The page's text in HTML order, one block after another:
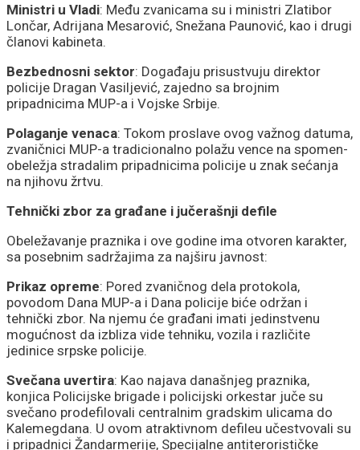
Ministri u Vladi: Među zvanicama su i ministri Zlatibor
Lončar, Adrijana Mesarović, Snežana Paunović, kao i drugi
članovi kabineta.
Bezbednosni sektor: Događaju prisustvuju direktor
policije Dragan Vasiljević, zajedno sa brojnim
pripadnicima MUP-a i Vojske Srbije.
Polaganje venaca: Tokom proslave ovog važnog datuma,
zvaničnici MUP-a tradicionalno polažu vence na spomen-
obeležja stradalim pripadnicima policije u znak sećanja
na njihovu žrtvu.
Tehnički zbor za građane i jučerašnji defile
Obeležavanje praznika i ove godine ima otvoren karakter,
sa posebnim sadržajima za najširu javnost:
Prikaz opreme: Pored zvaničnog dela protokola,
povodom Dana MUP-a i Dana policije biće održan i
tehnički zbor. Na njemu će građani imati jedinstvenu
mogućnost da izbliza vide tehniku, vozila i različite
jedinice srpske policije.
Svečana uvertira: Kao najava današnjeg praznika,
konjica Policijske brigade i policijski orkestar juče su
svečano prodefilovali centralnim gradskim ulicama do
Kalemegdana. U ovom atraktivnom defileu učestvovali su
i pripadnici Žandarmerije, Specijalne antiterorističke